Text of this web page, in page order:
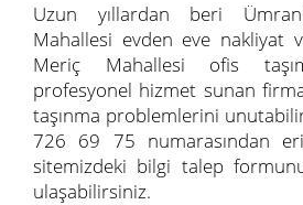
Uzun yıllardan beri
Mahallesi evden eve nakliyat
Meriç Mahallesi ofis
profesyonel hizmet sunan
taşınma problemlerini
726 69 75 numarasından
sitemizdeki bilgi talep
ulaşabilirsiniz.